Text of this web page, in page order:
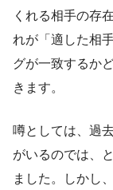
くれる相手の存
れが「適した相
グが一致するか
きます。
噂としては、過
がいるのでは、
ました。しかし